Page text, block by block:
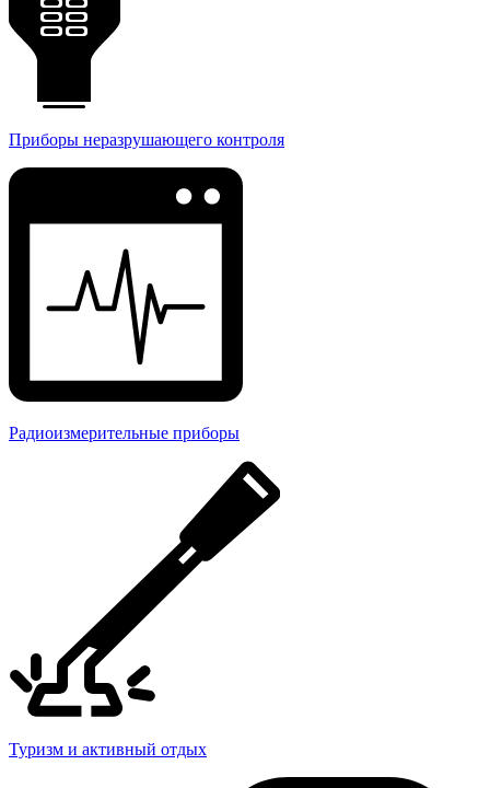
Приборы неразрушающего контроля
Радиоизмерительные приборы
Туризм и активный отдых